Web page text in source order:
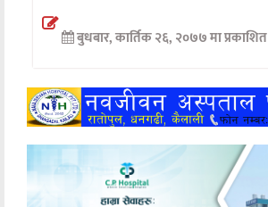
अन्तर्वार्ता
खेलकुद
मनोरञ्जन
अन्य
बुधबार, कार्तिक २६, २०७७ मा प्रकाशित